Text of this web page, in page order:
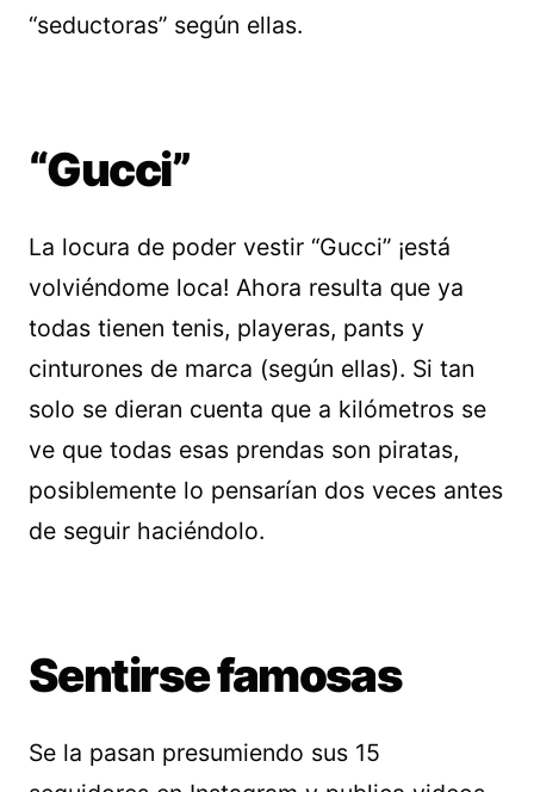
“seductoras” según ellas.
“Gucci”
La locura de poder vestir “Gucci” ¡está
volviéndome loca! Ahora resulta que ya
todas tienen tenis, playeras, pants y
cinturones de marca (según ellas). Si tan
solo se dieran cuenta que a kilómetros se
ve que todas esas prendas son piratas,
posiblemente lo pensarían dos veces antes
de seguir haciéndolo.
Sentirse famosas
Se la pasan presumiendo sus 15